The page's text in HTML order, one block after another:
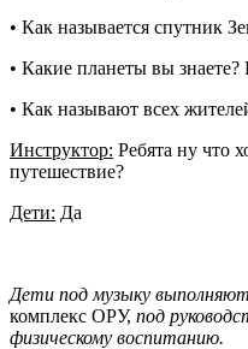
• Как называется спутник
• Какие планеты вы знаете?
• Как называют всех
Инструктор: Ребята ну что
путешествие?
Дети: Да
Дети под музыку выполняют
комплекс ОРУ, под
физическому воспитанию.